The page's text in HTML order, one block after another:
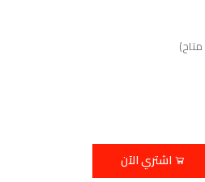
متاح)
اشتري الآن